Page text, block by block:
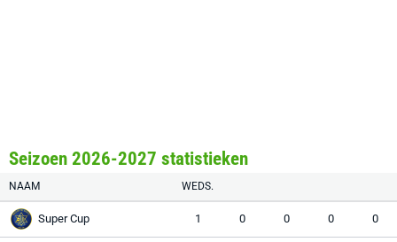
Seizoen 2026-2027 statistieken
NAAM WEDS.
Super Cup 1 0 0 0 0